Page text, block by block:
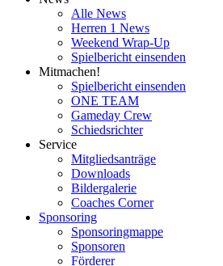
Alle News
Herren 1 News
Weekend Wrap-Up
Spielbericht einsenden
Mitmachen!
Spielbericht einsenden
ONE TEAM
Gameday Crew
Schiedsrichter
Service
Mitgliedsanträge
Downloads
Bildergalerie
Coaches Corner
Sponsoring
Sponsoringmappe
Sponsoren
Förderer